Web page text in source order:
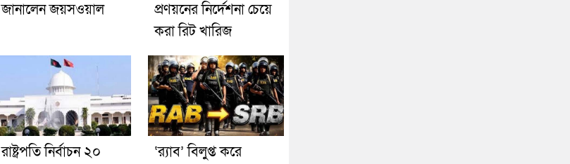
জানালেন জয়সওয়াল
প্রণয়নের নির্দেশনা চেয়ে
করা রিট খারিজ
রাষ্ট্রপতি নির্বাচন ২০
‘র‍্যাব’ বিলুপ্ত করে